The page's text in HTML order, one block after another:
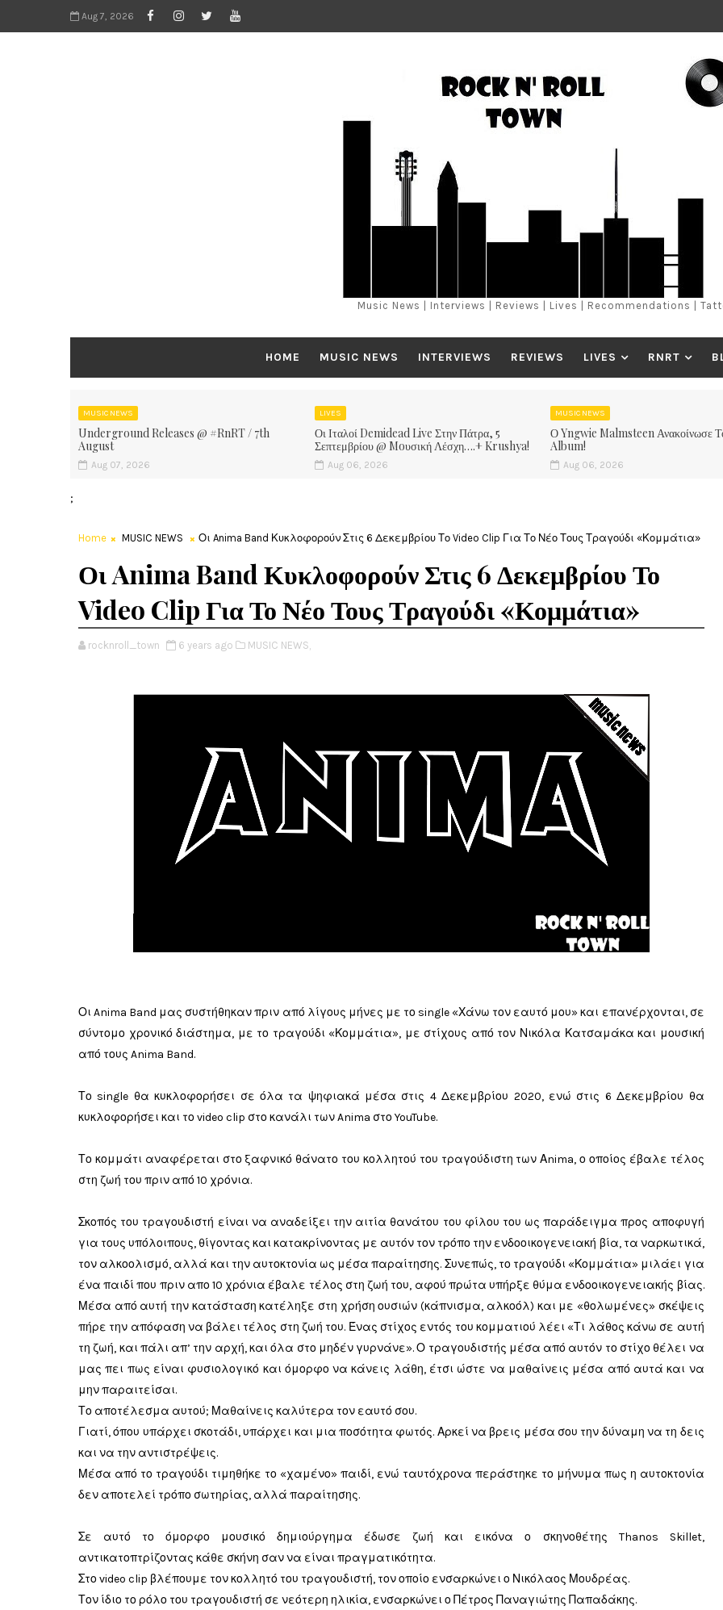
Aug 7, 2026
Music News | Interviews | Reviews | Lives | Recommendations |
HOME MUSIC NEWS INTERVIEWS REVIEWS LIVES RNRT
MUSIC NEWS
Underground Releases @ #RnRT / 7th
August
Aug 07, 2026
LIVES
Οι Ιταλοί Demidead Live Στην Πάτρα, 5
Σεπτεμβρίου @ Moυσική Λέσχη….+ Krushya!
Aug 06, 2026
MUSIC NEWS
Ο Yngwie Malmsteen Ανακοίνωσε
Album!
Aug 06, 2026
;
Home MUSIC NEWS Οι Anima Band Κυκλοφορούν Στις 6 Δεκεμβρίου Το Video Clip Για Το Νέο Τους Τραγούδι «Κομμάτια»
Οι Anima Band Κυκλοφορούν Στις 6 Δεκεμβρίου Το
Video Clip Για Το Νέο Τους Τραγούδι «Κομμάτια»
rocknroll_town 6 years ago MUSIC NEWS,
Οι Anima Band μας συστήθηκαν πριν από λίγους μήνες με το single «Χάνω τον εαυτό μου» και επανέρχονται, σε
σύντομο χρονικό διάστημα, με το τραγούδι «Κομμάτια», με στίχους από τον Νικόλα Κατσαμάκα και μουσική
από τους Anima Band.
Το single θα κυκλοφορήσει σε όλα τα ψηφιακά μέσα στις 4 Δεκεμβρίου 2020, ενώ στις 6 Δεκεμβρίου θα
κυκλοφορήσει και το video clip στο κανάλι των Anima στο YouTube.
Το κομμάτι αναφέρεται στο ξαφνικό θάνατο του κολλητού του τραγούδιστη των Αnima, ο οποίος έβαλε τέλος
στη ζωή του πριν από 10 χρόνια.
Σκοπός του τραγουδιστή είναι να αναδείξει την αιτία θανάτου του φίλου του ως παράδειγμα προς αποφυγή
για τους υπόλοιπους, θίγοντας και κατακρίνοντας με αυτόν τον τρόπο την ενδοοικογενειακή βία, τα ναρκωτικά,
τον αλκοολισμό, αλλά και την αυτοκτονία ως μέσα παραίτησης. Συνεπώς, το τραγούδι «Κομμάτια» μιλάει για
ένα παιδί που πριν απο 10 χρόνια έβαλε τέλος στη ζωή του, αφού πρώτα υπήρξε θύμα ενδοοικογενειακής βίας.
Μέσα από αυτή την κατάσταση κατέληξε στη χρήση ουσιών (κάπνισμα, αλκοόλ) και με «θολωμένες» σκέψεις
πήρε την απόφαση να βάλει τέλος στη ζωή του. Ένας στίχος εντός του κομματιού λέει «Τι λάθος κάνω σε αυτή
τη ζωή, και πάλι απ’ την αρχή, και όλα στο μηδέν γυρνάνε». Ο τραγουδιστής μέσα από αυτόν το στίχο θέλει να
μας πει πως είναι φυσιολογικό και όμορφο να κάνεις λάθη, έτσι ώστε να μαθαίνεις μέσα από αυτά και να
μην παραιτείσαι.
Το αποτέλεσμα αυτού; Μαθαίνεις καλύτερα τον εαυτό σου.
Γιατί, όπου υπάρχει σκοτάδι, υπάρχει και μια ποσότητα φωτός. Αρκεί να βρεις μέσα σου την δύναμη να τη δεις
και να την αντιστρέψεις.
Μέσα από το τραγούδι τιμηθήκε το «χαμένο» παιδί, ενώ ταυτόχρονα περάστηκε το μήνυμα πως η αυτοκτονία
δεν αποτελεί τρόπο σωτηρίας, αλλά παραίτησης.
Σε αυτό το όμορφο μουσικό δημιούργημα έδωσε ζωή και εικόνα ο σκηνοθέτης Thanos Skillet,
αντικατοπτρίζοντας κάθε σκήνη σαν να είναι πραγματικότητα.
Στο video clip βλέπουμε τον κολλητό του τραγουδιστή, τον οποίο ενσαρκώνει ο Νικόλαος Μουδρέας.
Τον ίδιο το ρόλο του τραγουδιστή σε νεότερη ηλικία, ενσαρκώνει ο Πέτρος Παναγιώτης Παπαδάκης.